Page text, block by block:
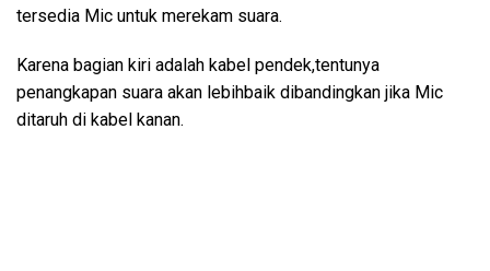
tersedia Mic untuk merekam suara.
Karena bagian kiri adalah kabel pendek,tentunya
penangkapan suara akan lebihbaik dibandingkan jika Mic
ditaruh di kabel kanan.